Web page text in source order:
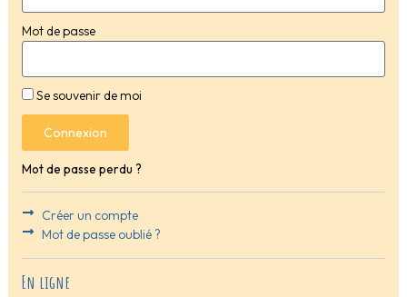
Mot de passe
Se souvenir de moi
Connexion
Mot de passe perdu ?
Créer un compte
Mot de passe oublié ?
En ligne